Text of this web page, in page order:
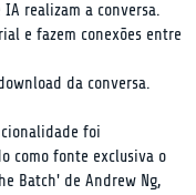
realizam a conversa.
e fazem conexões entre
da conversa.
foi
como fonte exclusiva o
Batch' de Andrew Ng,